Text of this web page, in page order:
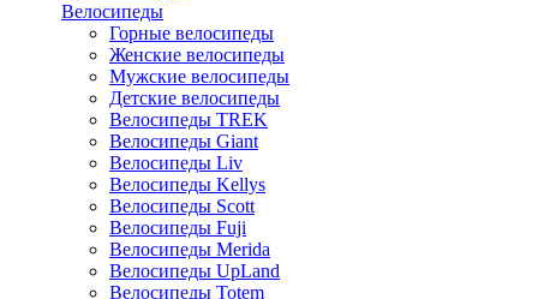
Велосипеды
Горные велосипеды
Женские велосипеды
Мужские велосипеды
Детские велосипеды
Велосипеды TREK
Велосипеды Giant
Велосипеды Liv
Велосипеды Kellys
Велосипеды Scott
Велосипеды Fuji
Велосипеды Merida
Велосипеды UpLand
Велосипеды Totem